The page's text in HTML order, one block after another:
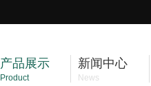
产品展示
Product
新闻中心
News